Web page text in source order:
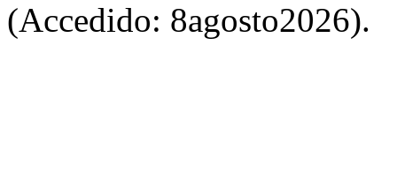
(Accedido: 8agosto2026).